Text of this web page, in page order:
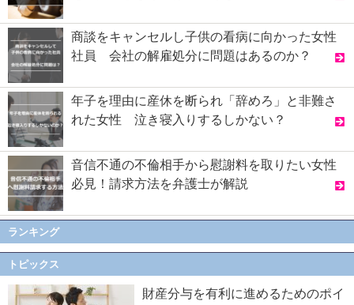
商談をキャンセルし子供の看病に向かった女性
社員 会社の解雇処分に問題はあるのか？
年子を理由に産休を断られ「辞めろ」と非難さ
れた女性 泣き寝入りするしかない？
音信不通の不倫相手から慰謝料を取りたい女性
必見！請求方法を弁護士が解説
ランキング
トピックス
財産分与を有利に進めるためのポイ